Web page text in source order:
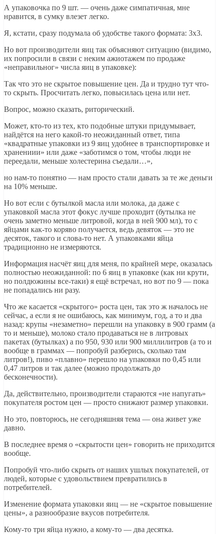
А упаковочка по 9 шт. — очень даже симпатичная, мне
нравится, в сумку влезет легко.
Я, кстати, сразу подумала об удобстве такого формата: 3х3.
Но вот производители яиц так объясняют ситуацию (видимо,
их попросили в связи с неким ажиотажем по продаже
«неправильног» числа яиц в упаковке):
Так что это не скрытое повышение цен. Да и трудно тут что-
то скрыть. Просчитать легко, повысилась цена или нет.
Вопрос, можно сказать, риторический.
Может, кто-то из тех, кто подобные штуки придумывает,
найдётся на него какой-то неожиданный ответ, типа
«квадратные упаковки из 9 яиц удобнее в транспортировке и
хранениии» или даже «заботимся о том, чтобы люди не
переедали, меньше холестерина съедали…»,
но нам-то понятно — нам просто стали давать за те же деньги
на 10% меньше.
Но вот если с бутылкой масла или молока, да даже с
упаковкой масла этот фокус лучше проходит (бутылка не
очень заметно меньше литровой, когда в ней 900 мл), то с
яйцами как-то коряво получается, ведь девяток — это не
десяток, такого и слова-то нет. А упаковками яйца
традиционно не измеряются.
Информация насчёт яиц для меня, по крайней мере, оказалась
полностью неожиданной: по 6 яиц в упаковке (как ни крути,
но полдюжины все-таки) я ещё встречал, но вот по 9 — пока
не попадались ни разу.
Что же касается «скрытого» роста цен, так это ж началось не
сейчас, а если я не ошибаюсь, как минимум, год, а то и два
назад: крупы «незаметно» перешли на упаковку в 900 грамм (а
то и меньше), молоко стало продаваться не в литровых
пакетах (бутылках) а по 950, 930 или 900 миллилитров (а то и
вообще в граммах — попробуй разберись, сколько там
литров!), пиво «плавно» перешло на упаковки по 0,45 или
0,47 литров и так далее (можно продолжать до
бесконечности).
Да, действительно, производители стараются «не напугать»
покупателя ростом цен — просто снижают размер упаковки.
Но это, повторюсь, не сегодняшняя тема — она живет уже
давно.
В последнее время о «скрытости цен» говорить не приходится
вообще.
Попробуй что-либо скрыть от наших ушлых покупателей, от
людей, которые с удовольствием превратились в
потребителей.
Изменение формата упаковки яиц — не «скрытое повышение
цены», а разнообразие вкусов потребителя.
Кому-то три яйца нужно, а кому-то — два десятка.